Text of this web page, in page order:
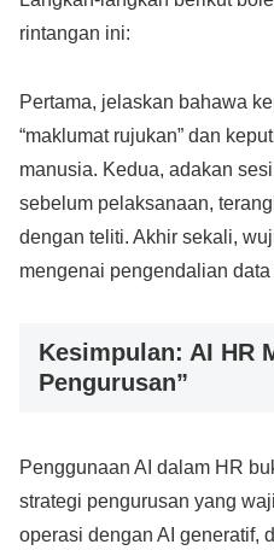
rintangan ini:
Pertama, jelaskan bahawa
“maklumat rujukan” dan
manusia. Kedua, adakan
sebelum pelaksanaan,
dengan teliti. Akhir sekali,
mengenai pengendalian
Kesimpulan: AI HR
Pengurusan”
Penggunaan AI dalam HR
strategi pengurusan yang
operasi dengan AI generatif,